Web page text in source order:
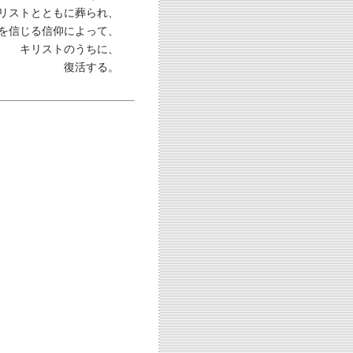
ストとともに葬られ、
信じる信仰によって、
キリストのうちに、
復活する。